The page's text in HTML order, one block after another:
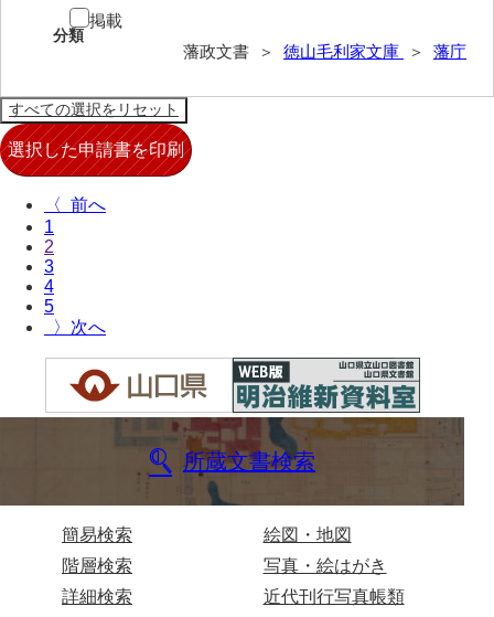
太政官諸省達書
公儀所日誌
江城日誌
農園日記
用達所記録
用達所出納簿
県庁伝来旧藩記録
山口小郡宰判記録
両公伝史料
三卿伝史料
分類
藩政文書 ＞ 徳山毛利家文庫 ＞ 藩庁
掲載
〈
1
2
3
4
5
〉
所蔵文書検索
簡易検索
階層検索
詳細検索
絵図・地図
写真・絵はがき
近代刊行写真帳類